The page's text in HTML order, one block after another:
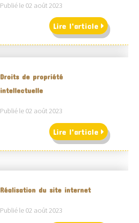
Publié le 02 août 2023
Lire l'article
Droits de propriété
intellectuelle
Publié le 02 août 2023
Lire l'article
Réalisation du site internet
Publié le 02 août 2023